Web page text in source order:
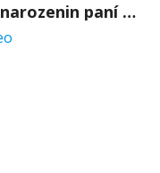
Oslava 101. narozenin paní Věry Skořepové